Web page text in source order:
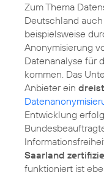
Zum Thema
Deutschland
beispielsweise
Anonymisierung
Datenanalyse für
kommen. Das
Anbieter ein
Entwicklung
Saarland
funktioniert ist